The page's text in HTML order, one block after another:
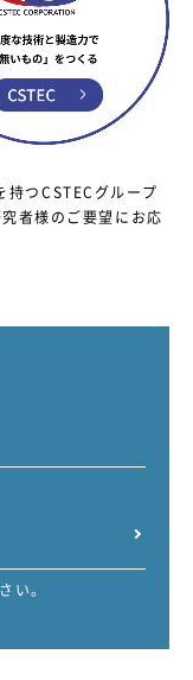
ために、セキュ
・削除などをご希
の上、対応させ
る日本の法令、
つCSTECグループ
者様のご要望にお応
い。